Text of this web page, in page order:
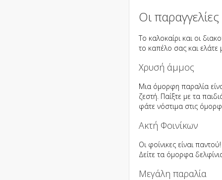
Οι παραγγελίες
Το καλοκαίρι και οι
το καπέλο σας και ελάτε
Χρυσή άμμος
Μια όμορφη παραλία
ζεστή. Παίξτε με τα
φάτε νόστιμα στις
Ακτή Φοινίκων
Οι φοίνικες είναι
Δείτε τα όμορφα
Μεγάλη παραλία